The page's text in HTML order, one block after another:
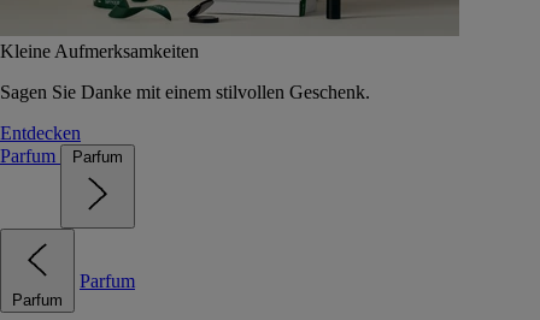
Kleine Aufmerksamkeiten
Sagen Sie Danke mit einem stilvollen Geschenk.
Entdecken
Parfum
Parfum
Parfum
Parfum